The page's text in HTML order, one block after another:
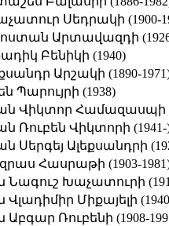
Սեդրակի (1900-
Արտավազդի
Բենիկի (1940)
Արշակի (1890-
Պարույրի (1938)
Վիկտոր Համազասպի
Ռուբեն Վիկտորի (1941-
Սերգեյ Ալեքսանդրի
Հասրաթի (1903-
Նագուշ Խաչատուրի
Վլադիմիր Միքայելի
Ռուբենի (1908-